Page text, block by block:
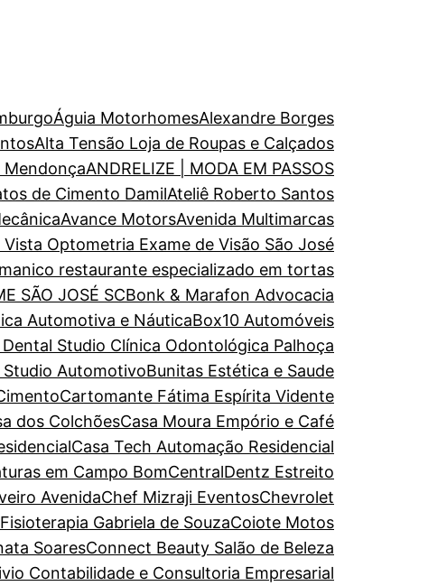
Águia MotorhomesAlexandre Borges
Alta Tensão Loja de Roupas e Calçados
MendonçaANDRELIZE | MODA EM PASSOS
de Cimento DamilAteliê Roberto Santos
Avance MotorsAvenida Multimarcas
Vista Optometria Exame de Visão São José
restaurante especializado em tortas
SÃO JOSÉ SCBonk & Marafon Advocacia
Automotiva e NáuticaBox10 Automóveis
Studio Clínica Odontológica Palhoça
AutomotivoBunitas Estética e Saude
Cartomante Fátima Espírita Vidente
dos ColchõesCasa Moura Empório e Café
Casa Tech Automação Residencial
em Campo BomCentralDentz Estreito
AvenidaChef Mizraji EventosChevrolet
Gabriela de SouzaCoiote Motos
SoaresConnect Beauty Salão de Beleza
Contabilidade e Consultoria Empresarial